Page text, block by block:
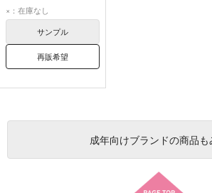
ぐだ子
×：在庫なし
サンプル
再販希望
成年向けブランドの商品も